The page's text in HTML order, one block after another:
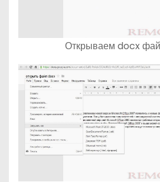
Открываем docx